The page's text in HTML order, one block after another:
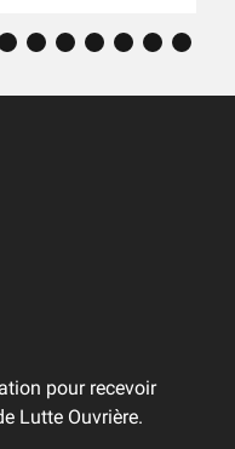
pour recevoir
Lutte Ouvrière.